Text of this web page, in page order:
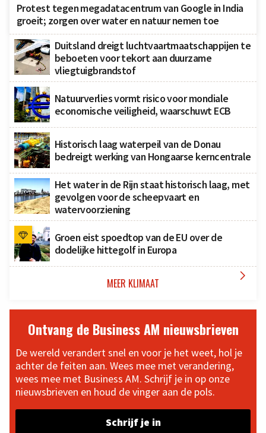
Protest tegen megadatacentrum van Google in India
groeit; zorgen over water en natuur nemen toe
Duitsland dreigt luchtvaartmaatschappijen te
beboeten voor tekort aan duurzame
vliegtuigbrandstof
Natuurverlies vormt risico voor mondiale
economische veiligheid, waarschuwt ECB
Historisch laag waterpeil van de Donau
bedreigt werking van Hongaarse kerncentrale
Het water in de Rijn staat historisch laag, met
gevolgen voor de scheepvaart en
watervoorziening
Groen eist spoedtop van de EU over de
dodelijke hittegolf in Europa
MEER KLIMAAT 
Ontvang de Business AM nieuwsbrieven
De wereld verandert snel en voor je het weet, hol je
achter de feiten aan. Wees mee met verandering,
wees mee met Business AM. Schrijf je in op onze
nieuwsbrieven en houd de vinger aan de pols.
Schrijf je in